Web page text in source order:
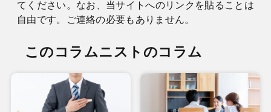
てください。なお、当サイトへのリンクを貼ることは
自由です。ご連絡の必要もありません。
このコラムニストのコラム